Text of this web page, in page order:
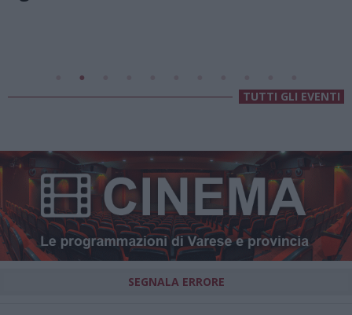
TUTTI GLI EVENTI
SEGNALA ERRORE